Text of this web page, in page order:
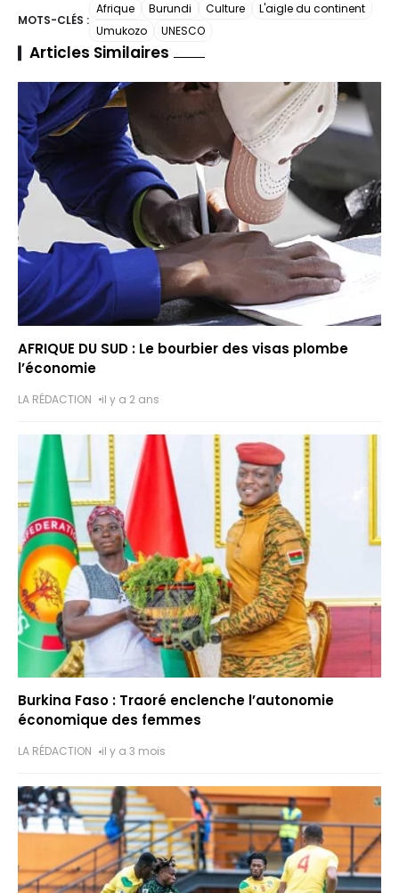
b
o
o
k
A
p
p
e
g
a dI k.
o
m
s
a
g
e
p
c
h
a
p
e
gr
a
m
y
n
a
er
MOTS-CLÉS :
Afrique Burundi Culture
L'aigle du continent
Umukozo
UNESCO
Articles Similaires
AFRIQUE DU SUD : Le bourbier des visas plombe
l’économie
LA RÉDACTION il y a 2 ans
Burkina Faso : Traoré enclenche l’autonomie
économique des femmes
LA RÉDACTION il y a 3 mois